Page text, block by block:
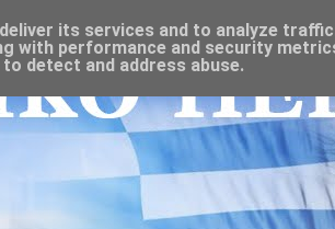
its services and to analyze
with performance and security
detect and address abuse.